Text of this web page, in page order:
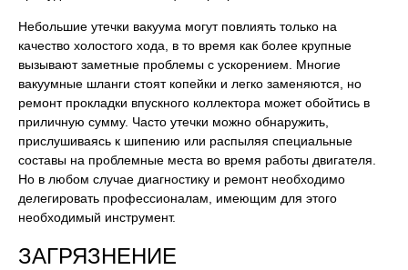
Небольшие утечки вакуума могут повлиять только на
качество холостого хода, в то время как более крупные
вызывают заметные проблемы с ускорением. Многие
вакуумные шланги стоят копейки и легко заменяются, но
ремонт прокладки впускного коллектора может обойтись в
приличную сумму. Часто утечки можно обнаружить,
прислушиваясь к шипению или распыляя специальные
составы на проблемные места во время работы двигателя.
Но в любом случае диагностику и ремонт необходимо
делегировать профессионалам, имеющим для этого
необходимый инструмент.
ЗАГРЯЗНЕНИЕ